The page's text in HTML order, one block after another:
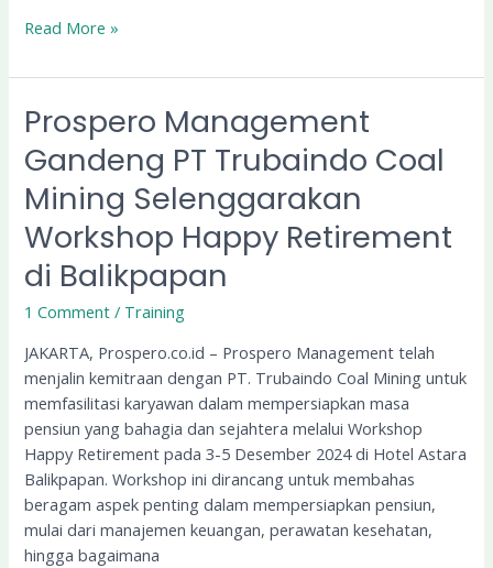
Read More »
Prospero Management
Gandeng PT Trubaindo Coal
Mining Selenggarakan
Workshop Happy Retirement
di Balikpapan
1 Comment / Training
JAKARTA, Prospero.co.id – Prospero Management telah
menjalin kemitraan dengan PT. Trubaindo Coal Mining untuk
memfasilitasi karyawan dalam mempersiapkan masa
pensiun yang bahagia dan sejahtera melalui Workshop
Happy Retirement pada 3-5 Desember 2024 di Hotel Astara
Balikpapan. Workshop ini dirancang untuk membahas
beragam aspek penting dalam mempersiapkan pensiun,
mulai dari manajemen keuangan, perawatan kesehatan,
hingga bagaimana
Prospero
Management
Gandeng
PT
Trubaindo
Coal
Mining
Selenggarakan
Workshop
Retirement
di
Balikpapan